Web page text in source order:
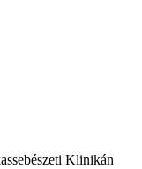
Klinikán